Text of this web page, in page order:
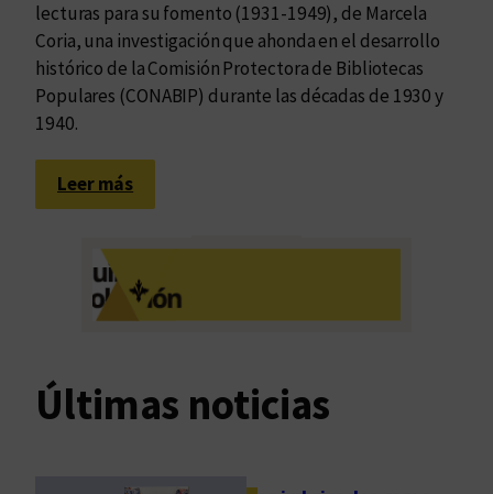
lecturas para su fomento (1931-1949), de Marcela
Coria, una investigación que ahonda en el desarrollo
histórico de la Comisión Protectora de Bibliotecas
Populares (CONABIP) durante las décadas de 1930 y
1940.
Leer más:
B
l
i
e
s
Últimas noticias